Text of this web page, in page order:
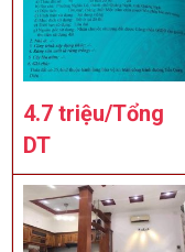
4.7 triệu/Tổng
DT